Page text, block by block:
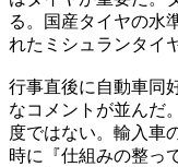
る。国産タイヤの水
れたミシュランタイ
行事直後に自動車同
なコメントが並んだ
度ではない。輸入車
時に『仕組みの整っ